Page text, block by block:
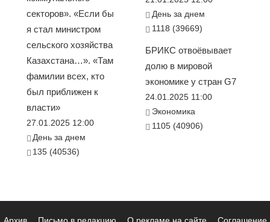
секторов». «Если бы
я стал министром
сельского хозяйства
Казахстана…». «Там
фамилии всех, кто
был приближен к
власти»
27.01.2025 12:00
День за днем
135 (40536)
День за днем
1118 (39669)
БРИКС отвоёвывает
долю в мировой
экономике у стран G7
24.01.2025 11:00
Экономика
1105 (40906)